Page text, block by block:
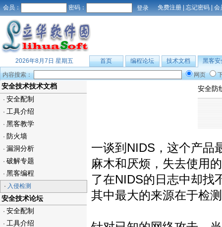
会员： 密码： 免费注册 忘记密码 会
2026年8月7日 星期五 首页 编程论坛 技术文档
黑客安
内容搜索：
网页
安全技术技术文档
· 安全配制
· 工具介绍
· 黑客教学
· 防火墙
· 漏洞分析
· 破解专题
· 黑客编程
· 入侵检测
安全技术论坛
· 安全配制
· 工具介绍
安全防
一谈到NIDS，这个产品
麻木和厌烦，失去使用
了在NIDS的日志中却找
其中最大的来源在于检